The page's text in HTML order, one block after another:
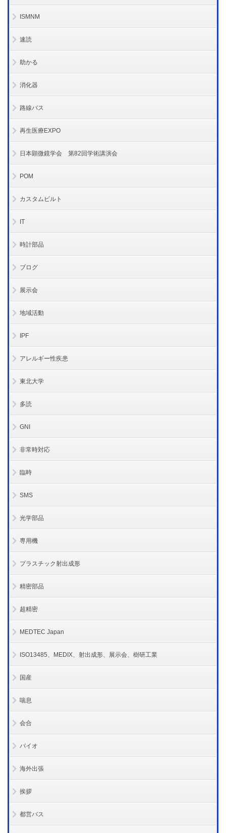
ISMNM
速読
助かる
消化器
路線バス
再生医療EXPO
日本顕微鏡学会 第82回学術講演会
POM
カスタムビルト
IT
時計部品
ブログ
展示会
地域活動
IPF
アレルギー性疾患
東北大学
多読
GNI
非常時対応
臨時
SMS
光学部品
専用機
プラスチック射出成形
精密部品
超精密
MEDTEC Japan
ISO13485、MEDIX、射出成形、展示会、樹研工業
国産
喘息
会合
バイオ
海外出張
挨拶
都営バス